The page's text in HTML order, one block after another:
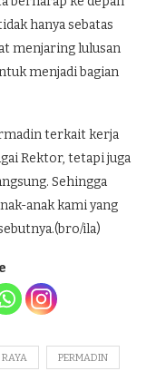
hanya sebatas
menjaring lulusan
menjadi bagian
terkait kerja
Rektor, tetapi juga
Sehingga
anak kami yang
ila)
PERMADIN